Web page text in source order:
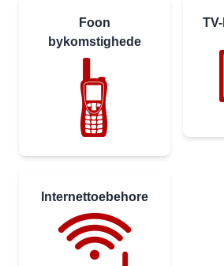
Foon
bykomstighede
Internettoebehore